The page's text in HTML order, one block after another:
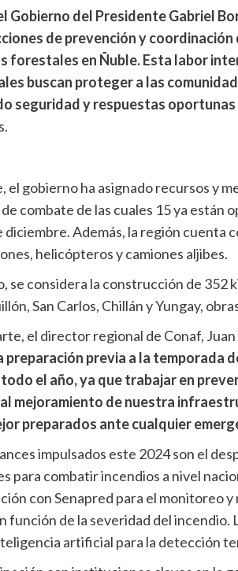
Gobierno del Presidente Gabriel
de prevención y
forestales en Ñuble. Esta labor
buscan proteger a las
seguridad y respuestas
el gobierno ha asignado recursos y
combate de las cuales 15 ya están
diciembre. Además, la región cuenta
helicópteros y camiones aljibes.
se considera la construcción de
San Carlos, Chillán y Yungay,
el director regional de Conaf,
preparación previa a la temporada
el año, ya que trabajar en
al mejoramiento de nuestra
preparados ante cualquier
impulsados este 2024 son el
para combatir incendios a nivel
con Senapred para el monitoreo
función de la severidad del
artificial para la detección